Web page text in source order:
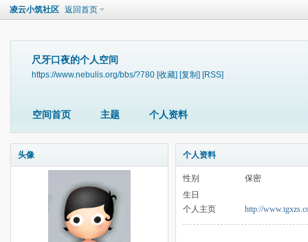
凌云小筑社区 返回首页
尺牙口夜的个人空间
https://www.nebulis.org/bbs/?780 [收藏] [复制] [RSS]
空间首页 主题 个人资料
头像 个人资料
性别
保密
生日
个人主页
http://